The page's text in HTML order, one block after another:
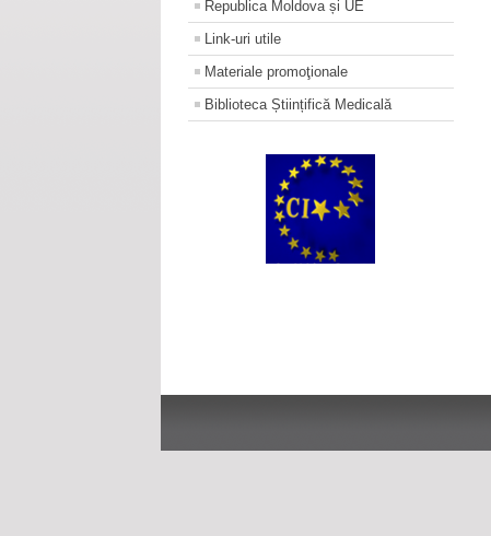
Republica Moldova și UE
Link-uri utile
Materiale promoţionale
Biblioteca Științifică Medicală